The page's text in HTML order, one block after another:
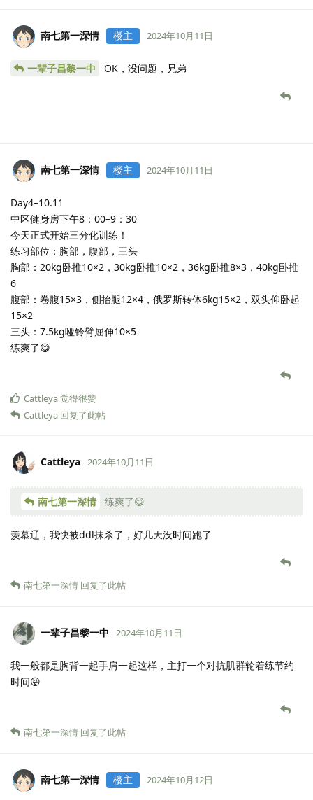
南七第一深情 楼主 2024年10月11日
一辈子昌黎一中 OK，没问题，兄弟
南七第一深情 楼主 2024年10月11日
Day4–10.11
中区健身房下午8：00–9：30
今天正式开始三分化训练！
练习部位：胸部，腹部，三头
胸部：20kg卧推10×2，30kg卧推10×2，36kg卧推8×3，40kg卧推
6
腹部：卷腹15×3，侧抬腿12×4，俄罗斯转体6kg15×2，双头仰卧起
15×2
三头：7.5kg哑铃臂屈伸10×5
练爽了😋
Cattleya觉得很赞
Cattleya 回复了此帖
Cattleya 2024年10月11日
南七第一深情 练爽了😋
羡慕辽，我快被ddl抹杀了，好几天没时间跑了
南七第一深情 回复了此帖
一辈子昌黎一中 2024年10月11日
我一般都是胸背一起手肩一起这样，主打一个对抗肌群轮着练节约
时间😝
南七第一深情 回复了此帖
南七第一深情 楼主 2024年10月12日